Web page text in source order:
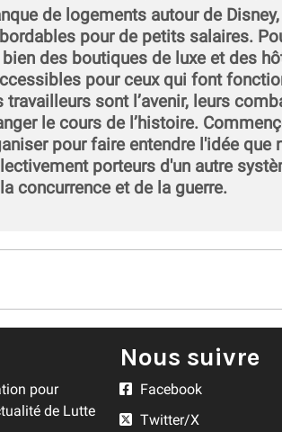
de logements autour de
pour de petits salaires.
bien des boutiques de luxe et des
pour ceux qui font
travailleurs sont l’avenir, leurs
le cours de l’histoire.
pour faire entendre l'idée que
porteurs d'un autre
concurrence et de la guerre.
pour
de Lutte
Nous suivre
Facebook
Twitter/X